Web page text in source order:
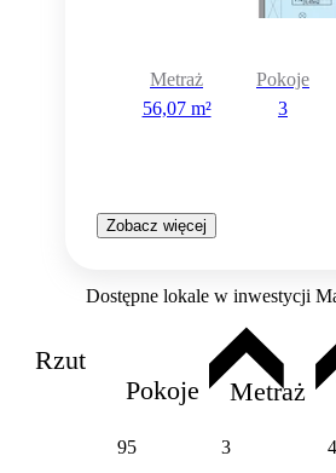
Metraż
56,07 m²
Pokoje
3
Zobacz więcej
Dostępne lokale w inwestycji
Rzut
Pokoje
Metraż
95 3